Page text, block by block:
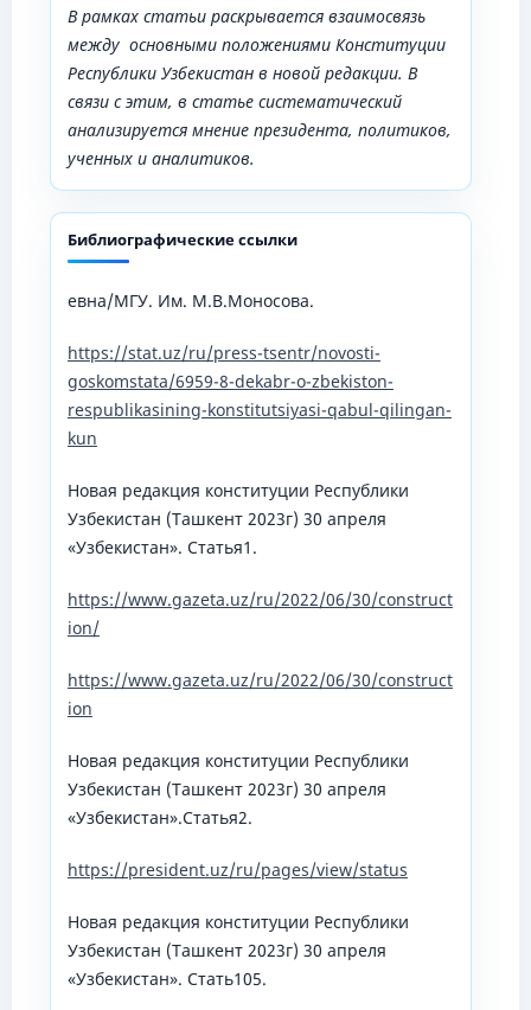
В рамках статьи раскрывается взаимосвязь
между основными положениями Конституции
Республики Узбекистан в новой редакции. В
связи с этим, в статье систематический
анализируется мнение президента, политиков,
ученных и аналитиков.
Библиографические ссылки
евна/МГУ. Им. М.В.Моносова.
https://stat.uz/ru/press-tsentr/novosti-
goskomstata/6959-8-dekabr-o-zbekiston-
respublikasining-konstitutsiyasi-qabul-qilingan-
kun
Новая редакция конституции Республики
Узбекистан (Ташкент 2023г) 30 апреля
«Узбекистан». Статья1.
https://www.gazeta.uz/ru/2022/06/30/construct
ion/
https://www.gazeta.uz/ru/2022/06/30/construct
ion
Новая редакция конституции Республики
Узбекистан (Ташкент 2023г) 30 апреля
«Узбекистан».Статья2.
https://president.uz/ru/pages/view/status
Новая редакция конституции Республики
Узбекистан (Ташкент 2023г) 30 апреля
«Узбекистан». Стать105.